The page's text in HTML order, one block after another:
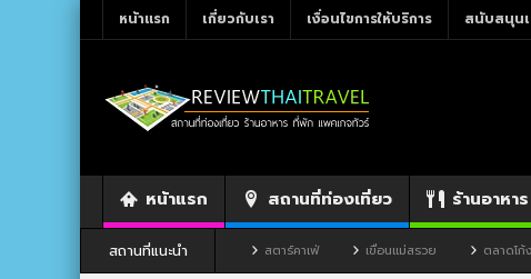
หน้าแรก เกี่ยวกับเรา เงื่อนไขการให้บริการ สนับสนุนเ
หน้าแรก สถานที่ท่องเที่ยว ร้านอาหาร
สถานที่แนะนำ
สตาร์คาเฟ่ เขื่อนแม่สรวย ตลาดโก้งโค้ง บ้านแสงโสม